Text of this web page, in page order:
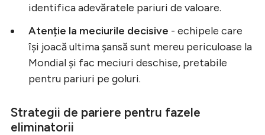
identifica adevăratele pariuri de valoare.
Atenție la meciurile decisive - echipele care
își joacă ultima șansă sunt mereu periculoase la
Mondial și fac meciuri deschise, pretabile
pentru pariuri pe goluri.
Strategii de pariere pentru fazele
eliminatorii